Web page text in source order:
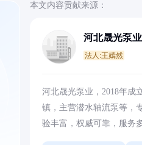
本文内容贡献来源：
河北晟光泵
法人:王嫣然
河北晟光泵业，2018年成
镇，主营潜水轴流泵等，
验丰富，权威可靠，服务